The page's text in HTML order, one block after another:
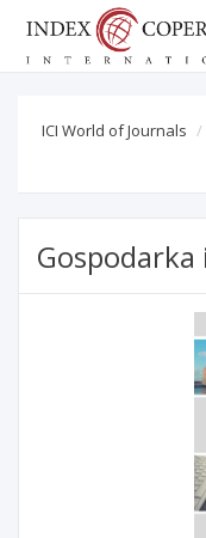
ICI World of Journals